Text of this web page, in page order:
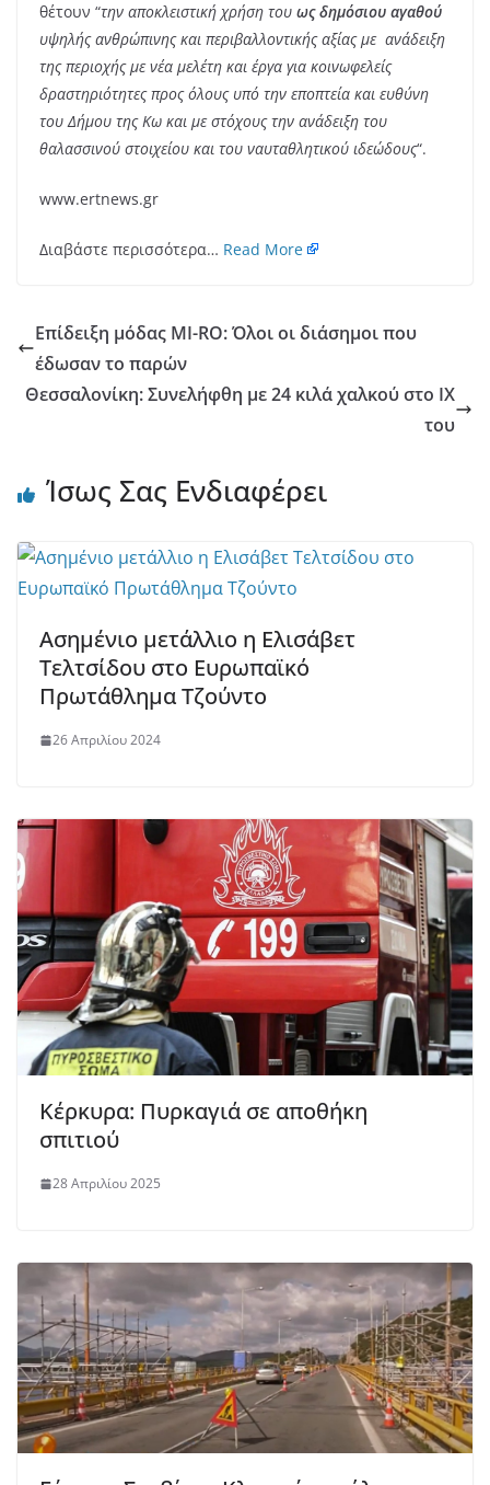
θέτουν “την αποκλειστική χρήση του ως δημόσιου αγαθού
υψηλής ανθρώπινης και περιβαλλοντικής αξίας με ανάδειξη
της περιοχής με νέα μελέτη και έργα για κοινωφελείς
δραστηριότητες προς όλους υπό την εποπτεία και ευθύνη
του Δήμου της Κω και με στόχους την ανάδειξη του
θαλασσινού στοιχείου και του ναυταθλητικού ιδεώδους“.
www.ertnews.gr
Διαβάστε περισσότερα… Read More
Επίδειξη μόδας MI-RO: Όλοι οι διάσημοι που
έδωσαν το παρών
Θεσσαλονίκη: Συνελήφθη με 24 κιλά χαλκού στο ΙΧ
του
Ίσως Σας Ενδιαφέρει
Ασημένιο μετάλλιο η Ελισάβετ
Τελτσίδου στο Ευρωπαϊκό
Πρωτάθλημα Τζούντο
26 Απριλίου 2024
Κέρκυρα: Πυρκαγιά σε αποθήκη
σπιτιού
28 Απριλίου 2025